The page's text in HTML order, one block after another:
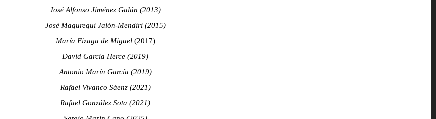
José Alfonso Jiménez Galán (2013)
José Maguregui Jalón-Mendiri (2015)
María Eizaga de Miguel(2017)
David García Herce (2019)
Antonio Marín García (2019)
Rafael Vivanco Sáenz (2021)
Rafael González Sota (2021)